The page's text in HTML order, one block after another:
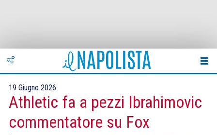
19 Giugno 2026
Athletic fa a pezzi Ibrahimovic
commentatore su Fox